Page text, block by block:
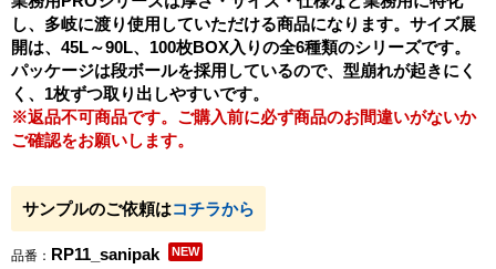
し、多岐に渡り使用していただける商品になります。サイズ展
開は、45L～90L、100枚BOX入りの全6種類のシリーズです。
パッケージは段ボールを採用しているので、型崩れが起きにく
く、1枚ずつ取り出しやすいです。
※返品不可商品です。ご購入前に必ず商品のお間違いがないか
ご確認をお願いします。
サンプルのご依頼はコチラから
品番： RP11_sanipak